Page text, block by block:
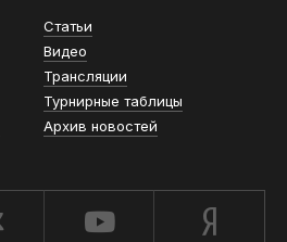
Статьи
Видео
Трансляции
Турнирные таблицы
Архив новостей